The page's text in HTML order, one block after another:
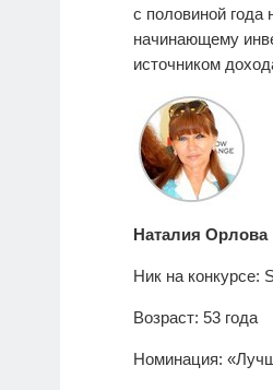
с половиной
начинающему
источником
Наталия Орлова
Ник на конкурсе:
Возраст: 53 года
Номинация: